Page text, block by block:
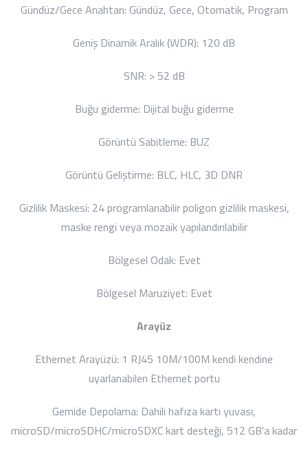
Gündüz/Gece Anahtarı: Gündüz, Gece, Otomatik, Program
Geniş Dinamik Aralık (WDR): 120 dB
SNR: > 52 dB
Buğu giderme: Dijital buğu giderme
Görüntü Sabitleme: BUZ
Görüntü Geliştirme: BLC, HLC, 3D DNR
Gizlilik Maskesi: 24 programlanabilir poligon gizlilik maskesi,
maske rengi veya mozaik yapılandırılabilir
Bölgesel Odak: Evet
Bölgesel Maruziyet: Evet
Arayüz
Ethernet Arayüzü: 1 RJ45 10M/100M kendi kendine
uyarlanabilen Ethernet portu
Gemide Depolama: Dahili hafıza kartı yuvası,
microSD/microSDHC/microSDXC kart desteği, 512 GB'a kadar